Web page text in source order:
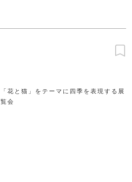
「花と猫」をテーマに四季を表現する展
覧会